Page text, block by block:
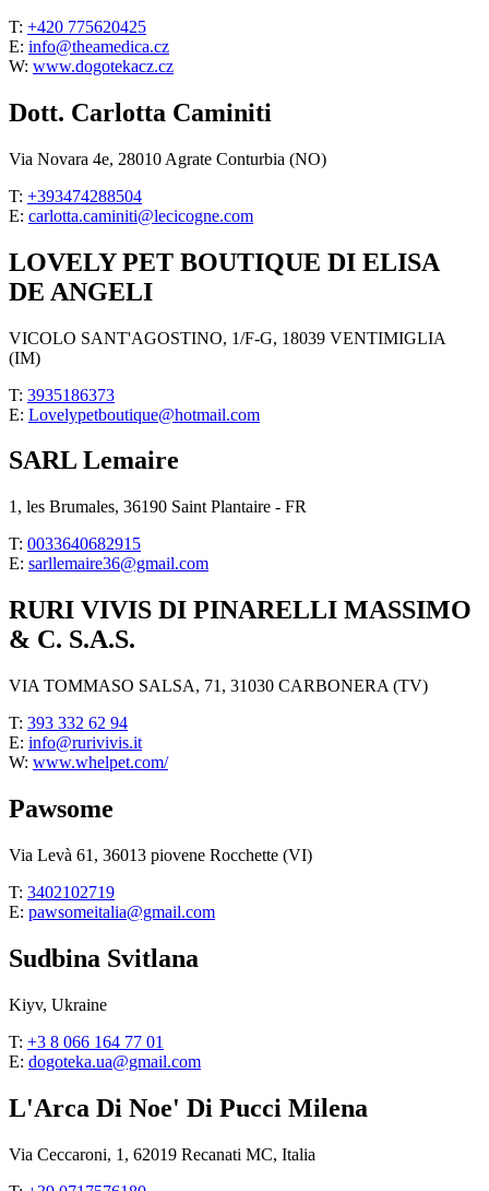
T: +420 775620425
E: info@theamedica.cz
W: www.dogotekacz.cz
Dott. Carlotta Caminiti
Via Novara 4e, 28010 Agrate Conturbia (NO)
T: +393474288504
E: carlotta.caminiti@lecicogne.com
LOVELY PET BOUTIQUE DI ELISA
DE ANGELI
VICOLO SANT'AGOSTINO, 1/F-G, 18039 VENTIMIGLIA
(IM)
T: 3935186373
E: Lovelypetboutique@hotmail.com
SARL Lemaire
1, les Brumales, 36190 Saint Plantaire - FR
T: 0033640682915
E: sarllemaire36@gmail.com
RURI VIVIS DI PINARELLI MASSIMO
& C. S.A.S.
VIA TOMMASO SALSA, 71, 31030 CARBONERA (TV)
T: 393 332 62 94
E: info@rurivivis.it
W: www.whelpet.com/
Pawsome
Via Levà 61, 36013 piovene Rocchette (VI)
T: 3402102719
E: pawsomeitalia@gmail.com
Sudbina Svitlana
Kiyv, Ukraine
T: +3 8 066 164 77 01
E: dogoteka.ua@gmail.com
L'Arca Di Noe' Di Pucci Milena
Via Ceccaroni, 1, 62019 Recanati MC, Italia